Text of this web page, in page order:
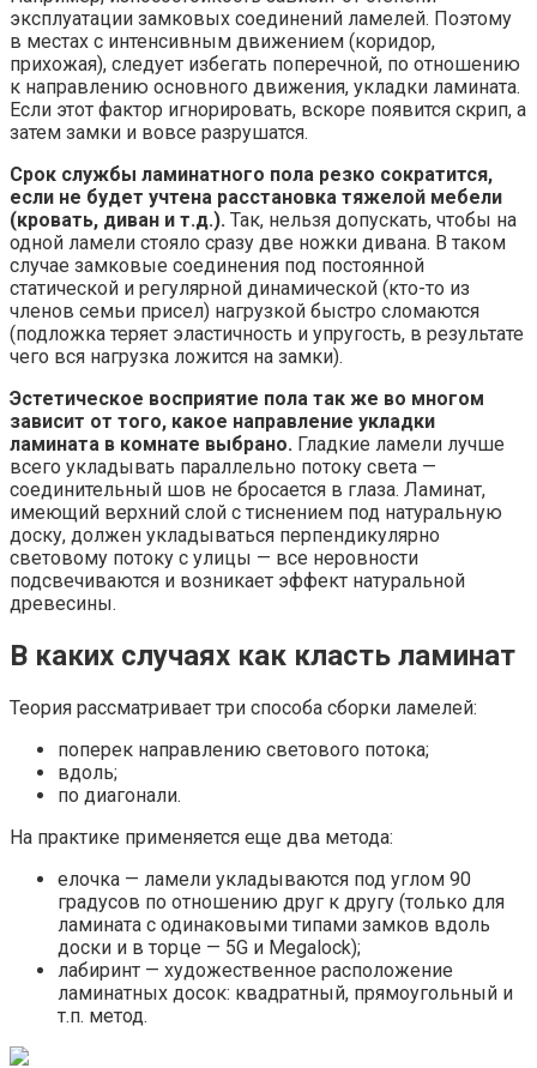
эксплуатации замковых соединений ламелей. Поэтому
в местах с интенсивным движением (коридор,
прихожая), следует избегать поперечной, по отношению
к направлению основного движения, укладки ламината.
Если этот фактор игнорировать, вскоре появится скрип, а
затем замки и вовсе разрушатся.
Срок службы ламинатного пола резко сократится,
если не будет учтена расстановка тяжелой мебели
(кровать, диван и т.д.). Так, нельзя допускать, чтобы на
одной ламели стояло сразу две ножки дивана. В таком
случае замковые соединения под постоянной
статической и регулярной динамической (кто-то из
членов семьи присел) нагрузкой быстро сломаются
(подложка теряет эластичность и упругость, в результате
чего вся нагрузка ложится на замки).
Эстетическое восприятие пола так же во многом
зависит от того, какое направление укладки
ламината в комнате выбрано. Гладкие ламели лучше
всего укладывать параллельно потоку света —
соединительный шов не бросается в глаза. Ламинат,
имеющий верхний слой с тиснением под натуральную
доску, должен укладываться перпендикулярно
световому потоку с улицы — все неровности
подсвечиваются и возникает эффект натуральной
древесины.
В каких случаях как класть ламинат
Теория рассматривает три способа сборки ламелей:
поперек направлению светового потока;
вдоль;
по диагонали.
На практике применяется еще два метода:
елочка — ламели укладываются под углом 90
градусов по отношению друг к другу (только для
ламината с одинаковыми типами замков вдоль
доски и в торце — 5G и Megalock);
лабиринт — художественное расположение
ламинатных досок: квадратный, прямоугольный и
т.п. метод.